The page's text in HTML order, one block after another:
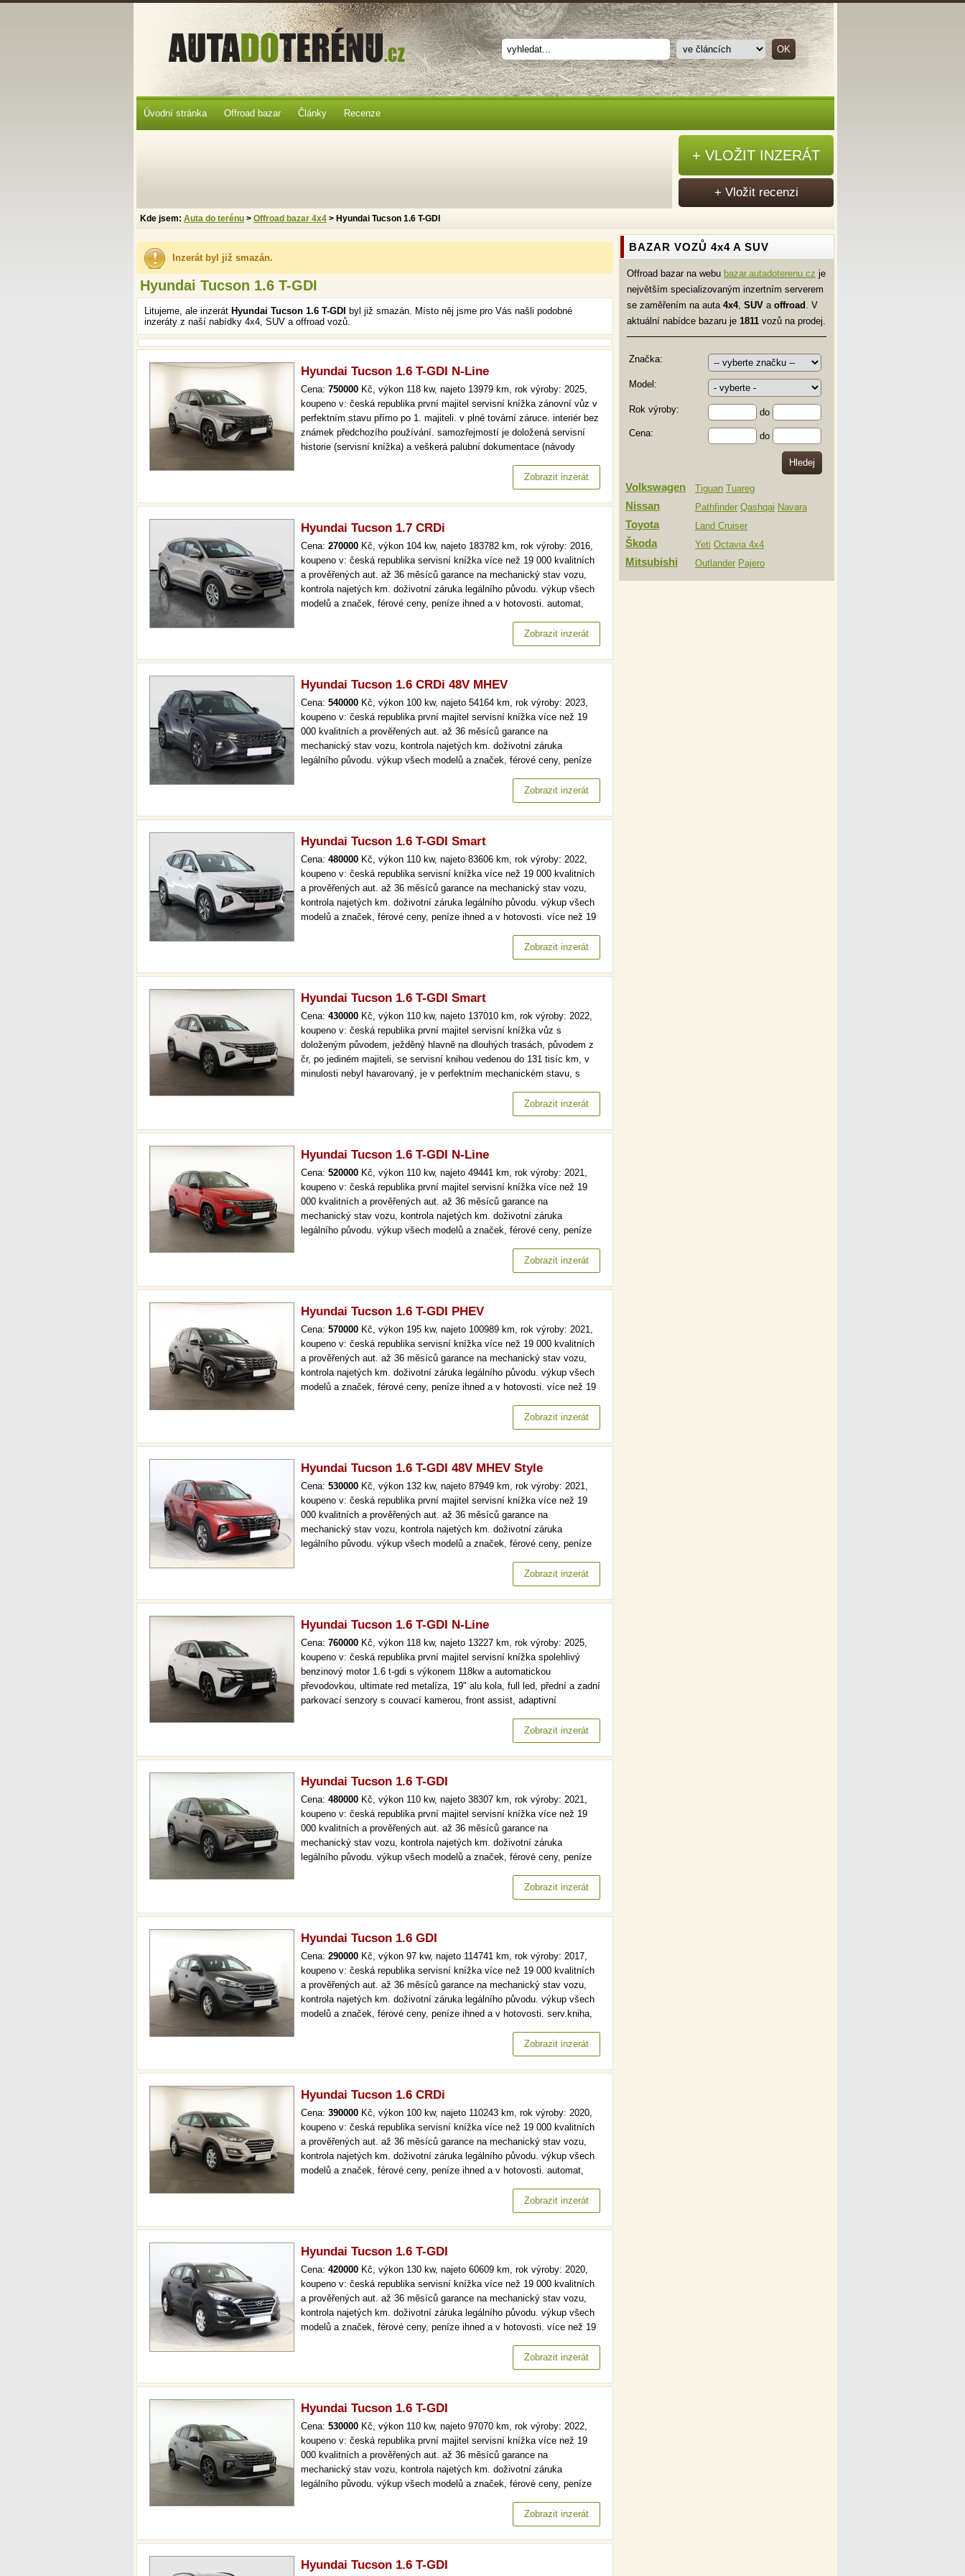
Inzerát byl již smazán.
Hyundai Tucson 1.6 T-GDI
Litujeme, ale inzerát Hyundai Tucson 1.6 T-GDI
byl již smazán. Místo něj jsme pro Vás našli podobné
inzeráty z naší nabídky 4x4, SUV a offroad vozů.
Hyundai Tucson 1.6 T-GDI N-Line
Cena: 750000 Kč, výkon 118 kw, najeto 13979 km, rok výroby: 2025,
koupeno v: česká republika první majitel servisní knížka zánovní vůz v
perfektním stavu přímo po 1. majiteli. v plné tovární záruce. interiér bez
známek předchozího používání. samozřejmostí je doložená servisní
historie (servisní knížka) a veškerá palubní dokumentace (návody
automatickou převodovkou, shimmering silver metalíza, 19" alu…
Zobrazit inzerát
Hyundai Tucson 1.7 CRDi
Cena: 270000 Kč, výkon 104 kw, najeto 183782 km, rok výroby: 2016,
koupeno v: česká republika servisní knížka více než 19 000 kvalitních
a prověřených aut. až 36 měsíců garance na mechanický stav vozu,
kontrola najetých km. doživotní záruka legálního původu. výkup všech
modelů a značek, férové ceny, peníze ihned a v hotovosti. automat,
prověřených aut. až 36 měsíců garance na mechanický stav vozu,…
Zobrazit inzerát
Hyundai Tucson 1.6 CRDi 48V MHEV
Cena: 540000 Kč, výkon 100 kw, najeto 54164 km, rok výroby: 2023,
koupeno v: česká republika první majitel servisní knížka více než 19
000 kvalitních a prověřených aut. až 36 měsíců garance na
mechanický stav vozu, kontrola najetých km. doživotní záruka
legálního původu. výkup všech modelů a značek, férové ceny, peníze
36 měsíců garance na mechanický stav vozu, kontrola najetých km.…
Zobrazit inzerát
Hyundai Tucson 1.6 T-GDI Smart
Cena: 480000 Kč, výkon 110 kw, najeto 83606 km, rok výroby: 2022,
koupeno v: česká republika servisní knížka více než 19 000 kvalitních
a prověřených aut. až 36 měsíců garance na mechanický stav vozu,
kontrola najetých km. doživotní záruka legálního původu. výkup všech
modelů a značek, férové ceny, peníze ihned a v hotovosti. více než 19
mechanický stav vozu, kontrola najetých km. doživotní záruka…
Zobrazit inzerát
Hyundai Tucson 1.6 T-GDI Smart
Cena: 430000 Kč, výkon 110 kw, najeto 137010 km, rok výroby: 2022,
koupeno v: česká republika první majitel servisní knížka vůz s
doloženým původem, ježděný hlavně na dlouhých trasách, původem z
čr, po jediném majiteli, se servisní knihou vedenou do 131 tisíc km, v
minulosti nebyl havarovaný, je v perfektním mechanickém stavu, s
světlomety s led technologií, parkovací kamera. více než 19 000…
Zobrazit inzerát
Hyundai Tucson 1.6 T-GDI N-Line
Cena: 520000 Kč, výkon 110 kw, najeto 49441 km, rok výroby: 2021,
koupeno v: česká republika první majitel servisní knížka více než 19
000 kvalitních a prověřených aut. až 36 měsíců garance na
mechanický stav vozu, kontrola najetých km. doživotní záruka
legálního původu. výkup všech modelů a značek, férové ceny, peníze
36 měsíců garance na mechanický stav vozu, kontrola najetých km.…
Zobrazit inzerát
Hyundai Tucson 1.6 T-GDI PHEV
Cena: 570000 Kč, výkon 195 kw, najeto 100989 km, rok výroby: 2021,
koupeno v: česká republika servisní knížka více než 19 000 kvalitních
a prověřených aut. až 36 měsíců garance na mechanický stav vozu,
kontrola najetých km. doživotní záruka legálního původu. výkup všech
modelů a značek, férové ceny, peníze ihned a v hotovosti. více než 19
mechanický stav vozu, kontrola najetých km. doživotní záruka…
Zobrazit inzerát
Hyundai Tucson 1.6 T-GDI 48V MHEV Style
Cena: 530000 Kč, výkon 132 kw, najeto 87949 km, rok výroby: 2021,
koupeno v: česká republika první majitel servisní knížka více než 19
000 kvalitních a prověřených aut. až 36 měsíců garance na
mechanický stav vozu, kontrola najetých km. doživotní záruka
legálního původu. výkup všech modelů a značek, férové ceny, peníze
36 měsíců garance na mechanický stav vozu, kontrola najetých km.…
Zobrazit inzerát
Hyundai Tucson 1.6 T-GDI N-Line
Cena: 760000 Kč, výkon 118 kw, najeto 13227 km, rok výroby: 2025,
koupeno v: česká republika první majitel servisní knížka spolehlivý
benzinový motor 1.6 t-gdi s výkonem 118kw a automatickou
převodovkou, ultimate red metalíza, 19" alu kola, full led, přední a zadní
parkovací senzory s couvací kamerou, front assist, adaptivní
udržení jízdy v jízdním pruhu, asistent mrtvého úhlu, vyhřívané…
Zobrazit inzerát
Hyundai Tucson 1.6 T-GDI
Cena: 480000 Kč, výkon 110 kw, najeto 38307 km, rok výroby: 2021,
koupeno v: česká republika první majitel servisní knížka více než 19
000 kvalitních a prověřených aut. až 36 měsíců garance na
mechanický stav vozu, kontrola najetých km. doživotní záruka
legálního původu. výkup všech modelů a značek, férové ceny, peníze
36 měsíců garance na mechanický stav vozu, kontrola najetých km.…
Zobrazit inzerát
Hyundai Tucson 1.6 GDI
Cena: 290000 Kč, výkon 97 kw, najeto 114741 km, rok výroby: 2017,
koupeno v: česká republika servisní knížka více než 19 000 kvalitních
a prověřených aut. až 36 měsíců garance na mechanický stav vozu,
kontrola najetých km. doživotní záruka legálního původu. výkup všech
modelů a značek, férové ceny, peníze ihned a v hotovosti. serv.kniha,
měsíců garance na mechanický stav vozu, kontrola najetých…
Zobrazit inzerát
Hyundai Tucson 1.6 CRDi
Cena: 390000 Kč, výkon 100 kw, najeto 110243 km, rok výroby: 2020,
koupeno v: česká republika servisní knížka více než 19 000 kvalitních
a prověřených aut. až 36 měsíců garance na mechanický stav vozu,
kontrola najetých km. doživotní záruka legálního původu. výkup všech
modelů a značek, férové ceny, peníze ihned a v hotovosti. automat,
36 měsíců garance na mechanický stav vozu, kontrola…Zobrazit inzerát
Hyundai Tucson 1.6 T-GDI
Cena: 420000 Kč, výkon 130 kw, najeto 60609 km, rok výroby: 2020,
koupeno v: česká republika servisní knížka více než 19 000 kvalitních
a prověřených aut. až 36 měsíců garance na mechanický stav vozu,
kontrola najetých km. doživotní záruka legálního původu. výkup všech
modelů a značek, férové ceny, peníze ihned a v hotovosti. více než 19
mechanický stav vozu, kontrola najetých km. doživotní záruka…
Zobrazit inzerát
Hyundai Tucson 1.6 T-GDI
Cena: 530000 Kč, výkon 110 kw, najeto 97070 km, rok výroby: 2022,
koupeno v: česká republika první majitel servisní knížka více než 19
000 kvalitních a prověřených aut. až 36 měsíců garance na
mechanický stav vozu, kontrola najetých km. doživotní záruka
legálního původu. výkup všech modelů a značek, férové ceny, peníze
36 měsíců garance na mechanický stav vozu, kontrola najetých km.…
Zobrazit inzerát
Hyundai Tucson 1.6 T-GDI
BAZAR VOZŮ 4x4 A SUV
Offroad bazar na webu bazar.autadoterenu.cz je
největším specializovaným inzertním serverem
se zaměřením na auta 4x4, SUV a offroad . V
aktuální nabídce bazaru je 1811 vozů na prodej.
Značka:
Model:
Rok výroby:
do
Cena:
do
Volkswagen Tiguan Tuareg
Nissan Pathfinder Qashqai Navara
Toyota Land Cruiser
Škoda Yeti Octavia 4x4
Mitsubishi Outlander Pajero
Úvodní stránka Offroad bazar Články Recenze
Kde jsem: Auta do terénu > Offroad bazar 4x4 > Hyundai Tucson 1.6 T-GDI
+ VLOŽIT INZERÁT
+ Vložit recenzi